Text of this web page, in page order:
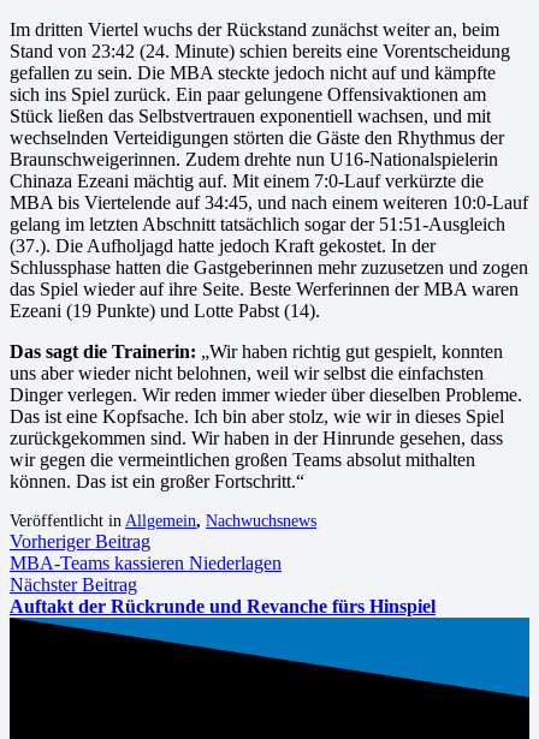
Im dritten Viertel wuchs der Rückstand zunächst weiter an, beim
Stand von 23:42 (24. Minute) schien bereits eine Vorentscheidung
gefallen zu sein. Die MBA steckte jedoch nicht auf und kämpfte
sich ins Spiel zurück. Ein paar gelungene Offensivaktionen am
Stück ließen das Selbstvertrauen exponentiell wachsen, und mit
wechselnden Verteidigungen störten die Gäste den Rhythmus der
Braunschweigerinnen. Zudem drehte nun U16-Nationalspielerin
Chinaza Ezeani mächtig auf. Mit einem 7:0-Lauf verkürzte die
MBA bis Viertelende auf 34:45, und nach einem weiteren 10:0-Lauf
gelang im letzten Abschnitt tatsächlich sogar der 51:51-Ausgleich
(37.). Die Aufholjagd hatte jedoch Kraft gekostet. In der
Schlussphase hatten die Gastgeberinnen mehr zuzusetzen und zogen
das Spiel wieder auf ihre Seite. Beste Werferinnen der MBA waren
Ezeani (19 Punkte) und Lotte Pabst (14).
Das sagt die Trainerin: „Wir haben richtig gut gespielt, konnten
uns aber wieder nicht belohnen, weil wir selbst die einfachsten
Dinger verlegen. Wir reden immer wieder über dieselben Probleme.
Das ist eine Kopfsache. Ich bin aber stolz, wie wir in dieses Spiel
zurückgekommen sind. Wir haben in der Hinrunde gesehen, dass
wir gegen die vermeintlichen großen Teams absolut mithalten
können. Das ist ein großer Fortschritt.“
Veröffentlicht in Allgemein, Nachwuchsnews
Vorheriger Beitrag
MBA-Teams kassieren Niederlagen
Nächster Beitrag
Auftakt der Rückrunde und Revanche fürs Hinspiel